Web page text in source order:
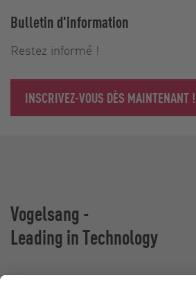
Bulletin d'information
Restez informé !
INSCRIVEZ-VOUS DÈS MAINTENANT !
Vogelsang -
Leading in Technology